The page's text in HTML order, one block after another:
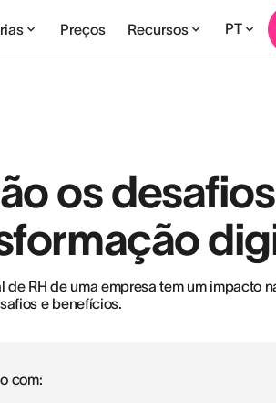
Preços Recursos PT
os
de RH de uma empresa tem um impacto
e benefícios.
com: